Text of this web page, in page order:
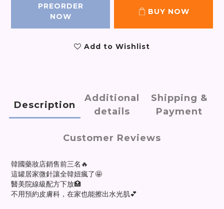
PREORDER
NOW
BUY NOW
Add to Wishlist
Description
Additional
details
Shipping &
Payment
Customer Reviews
韓國藥妝店銷售前三名🔥
這罐居家微針讓全韓妞瘋了🤩
醫美院線級配方下放🏥
不用預約皮膚科，在家也能擦出水光肌💕